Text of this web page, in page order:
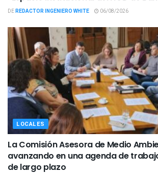
DEREDACTOR INGENIERO WHITE 06/08/2026
LOCALES
La Comisión Asesora de Medio
avanzando en una agenda de
de largo plazo